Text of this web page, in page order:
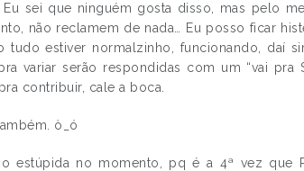
Eu sei que ninguém gosta disso, mas pelo
não reclamem de nada… Eu posso ficar
tudo estiver normalzinho, funcionando, daí
variar serão respondidas com um “vai pra
contribuir, cale a boca.
ò_ó
estúpida no momento, pq é a 4ª vez que